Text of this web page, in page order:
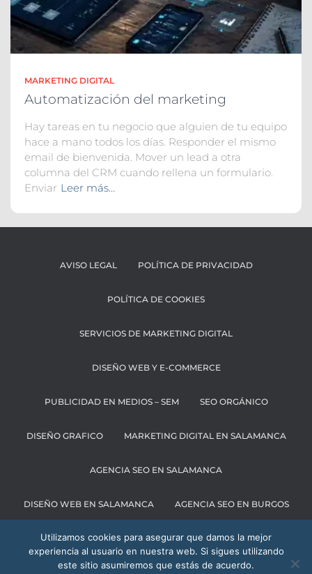
MARKETING DIGITAL
Automatización del marketing
Hay tareas en tu negocio que alguien de tu equipo
hace a mano todos los días. Responder el mismo
email de bienvenida. Mover un lead a otra
columna del CRM cuando rellena un formulario.
Enviar Leer más…
AVISO LEGAL POLÍTICA DE PRIVACIDAD
POLÍTICA DE COOKIES
SERVICIOS DE MARKETING DIGITAL
DISEÑO WEB Y E-COMMERCE
PUBLICIDAD EN MEDIOS – SEM SEO ORGÁNICO
DISEÑO GRAFICO MARKETING DIGITAL EN SALAMANCA
AGENCIA SEO EN SALAMANCA
DISEÑO WEB EN SALAMANCA AGENCIA SEO EN BURGOS
MARKETING DIGITAL EN BURGOS
Utilizamos cookies para asegurar que damos la mejor
experiencia al usuario en nuestra web. Si sigues utilizando
este sitio asumiremos que estás de acuerdo.